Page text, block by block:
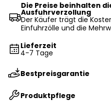
Die Preise beinhalten
Ausfuhrverzollung
Der Käufer trägt die
Einfuhrzölle und die
Lieferzeit
4-7 Tage
Bestpreisgarantie
Produktpflege